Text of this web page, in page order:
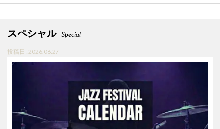
スペシャル Special
投稿日 : 2026.06.27